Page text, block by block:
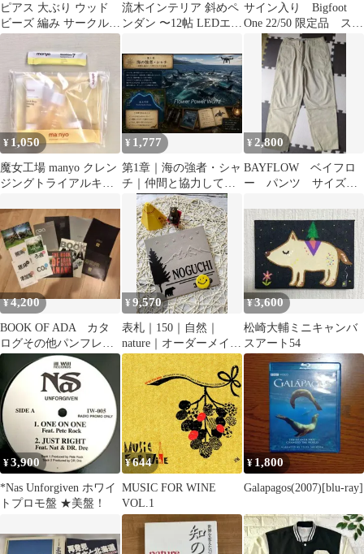
ピアス 大ぶり ウッド
ビーズ 編み サークル
エスニック 夏
流木インテリア 斜めペ
ンダン 〜12帖 LEDエジ
部屋に！
サイン入り Bigfoot
One 22/50 限定品 スケ
ートボードデッキ
¥ 1,050
魔女工場 manyo クレン
ジングトライアルキッ
¥ 1,777
第1章｜海の強者・シャ
チ｜仲間と協力して狩
りをする知恵
¥ 2,800
BAYFLOW ベイフロ
ー パンツ サイズ
¥4,200
BOOK OF ADA カタ
ログその他パンフレッ
ト
¥9,570
表札｜150｜自然｜
nature｜オーダーメイド
｜玄関｜ネームプレー
ト｜ポスト｜看板｜
¥3,600
松崎大輔ミニキャンバ
スアート54
¥3,900
*Nas Unforgiven ホワイ
トプロモ盤 ★美盤！
¥644
MUSIC FOR WINE
VOL.1
¥1,800
Galapagos(2007)[blu-ray]